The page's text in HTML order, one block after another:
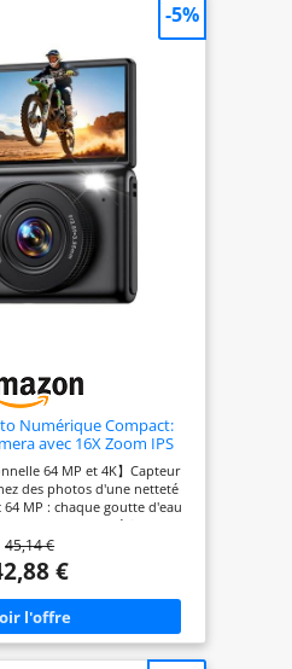
<b>Mégapixel</b>:
36,3 MP <b>Type
d'appareil
photo</b>: Boîtier
d'appareil-photo
SLR <b>Type de
capteur</b>:
CMOS <b>Monture
d'objectif
d'interface</b>:
Nikon F <b>Mise
Numérique Compact:
avec 16X Zoom IPS
Débutants Enfant
Caméra Vlog Garçon
SD Carte)
64 MP et 4K】Capteur
des photos d'une netteté
MP : chaque goutte d'eau
! Le zoom numérique 16X
même les oiseaux les plus
4K montrent les couchers de
de couleurs parfaits. Des
Le grand capteur avec
permet d'obtenir des photos
bruit. 【Caméra vlog avec
】Parfaite pour les vidéos
45,14 €
€
-5%